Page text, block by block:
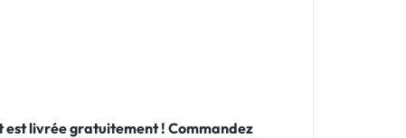
livrée gratuitement ! Commandez